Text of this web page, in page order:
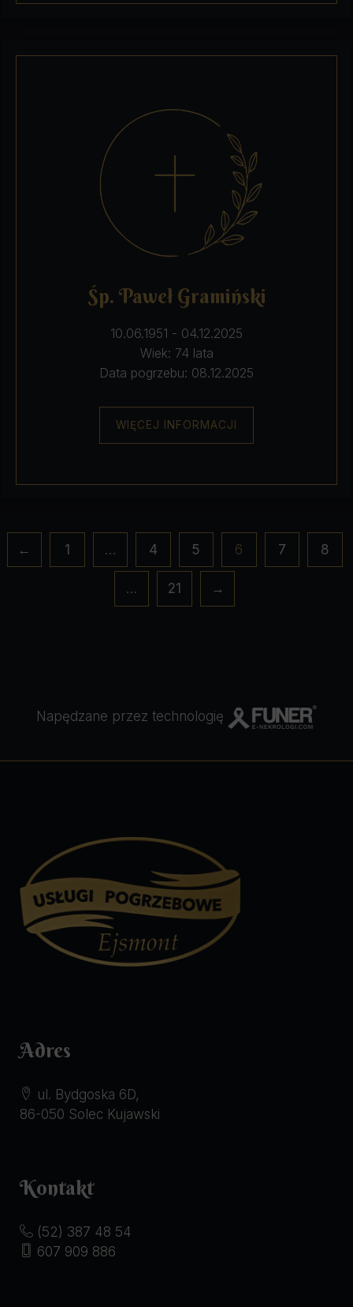
Śp. Paweł Gramiński
10.06.1951 - 04.12.2025
Wiek: 74 lata
Data pogrzebu: 08.12.2025
WIĘCEJ INFORMACJI
Stronicowanie
wpisów
← 1 … 4 5 6 7 8
… 21 →
Napędzane przez technologię
Adres
ul. Bydgoska 6D,
86-050 Solec Kujawski
Kontakt
(52) 387 48 54
607 909 886